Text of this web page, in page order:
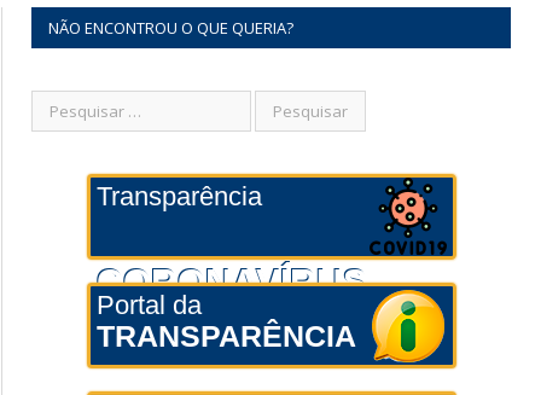
NÃO ENCONTROU O QUE QUERIA?
Transparência
CORONAVÍRUS
Portal da
TRANSPARÊNCIA